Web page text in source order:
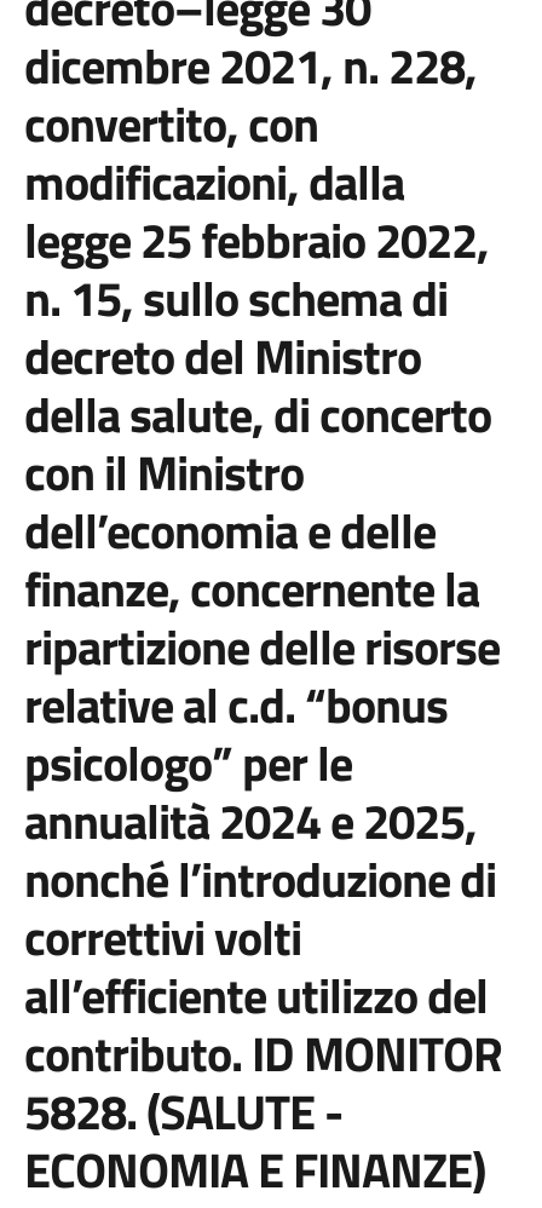
dicembre 2021, n. 228,
convertito, con
modificazioni, dalla
legge 25 febbraio 2022,
n. 15, sullo schema di
decreto del Ministro
della salute, di concerto
con il Ministro
dell’economia e delle
finanze, concernente la
ripartizione delle risorse
relative al c.d. “bonus
psicologo” per le
annualità 2024 e 2025,
nonché l’introduzione di
correttivi volti
all’efficiente utilizzo del
contributo. ID MONITOR
5828. (SALUTE -
ECONOMIA E FINANZE)